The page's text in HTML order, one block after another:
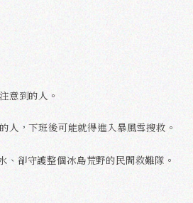
意到的人。
人，下班後可能就得進入暴風雪搜救。
卻守護整個冰島荒野的民間救難隊。